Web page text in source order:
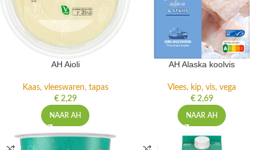
AH Aioli
Kaas, vleeswaren, tapas
€2,29
NAAR AH
AH Alaska koolvis
Vlees, kip, vis, vega
€2,69
NAAR AH